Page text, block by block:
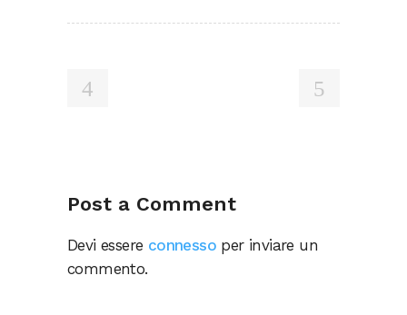
Post a Comment
Devi essere connesso per inviare un
commento.